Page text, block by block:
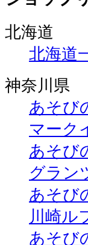
北海道
北海道
神奈川県
あそび
マーク
あそび
グラン
あそび
川崎ル
あそび